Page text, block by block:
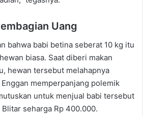
Uang
bahwa babi betina seberat 10 kg itu
biasa. Saat diberi makan
hewan tersebut melahapnya
memperpanjang polemik
untuk menjual babi tersebut
seharga Rp 400.000.